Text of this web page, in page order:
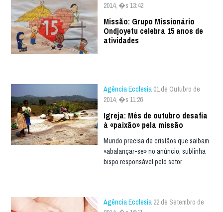
2014, �s 13:42
Missão: Grupo Missionário
Ondjoyetu celebra 15 anos de
atividades
Agência Ecclesia 01 de Outubro de
2014, �s 11:26
Igreja: Mês de outubro desafia
à «paixão» pela missão
Mundo precisa de cristãos que saibam
«abalançar-se» no anúncio, sublinha
bispo responsável pelo setor
Agência Ecclesia 22 de Setembro de